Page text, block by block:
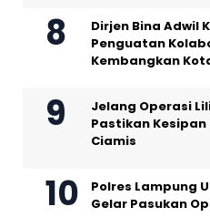
Dirjen Bina Adwil
Penguatan
Kembangkan
Jelang Operasi
Pastikan
Ciamis
Polres Lampung
Gelar Pasukan